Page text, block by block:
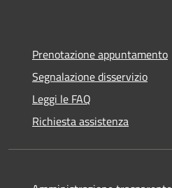
Prenotazione appuntamento
Segnalazione disservizio
Leggi le FAQ
Richiesta assistenza